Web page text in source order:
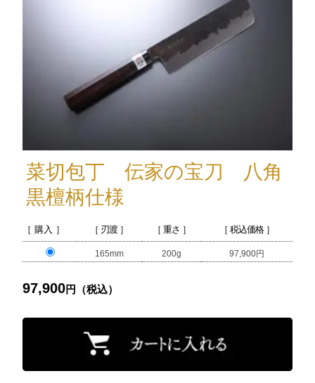
菜切包丁 伝家の宝刀 八角
黒檀柄仕様
［ 購入 ］ ［ 刃渡 ］ ［ 重さ ］ ［ 税込価格 ］
165mm 200g 97,900円
97,900円（税込）